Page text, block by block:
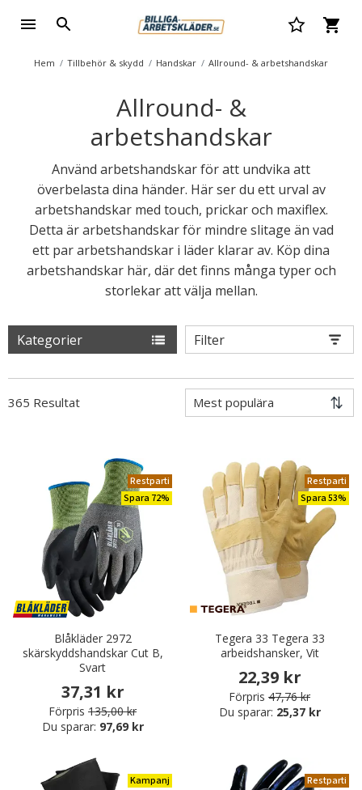
Hem Tillbehör & skydd Handskar Allround- & arbetshandskar
Allround- &
arbetshandskar
Använd arbetshandskar för att undvika att
överbelasta dina händer. Här ser du ett urval av
arbetshandskar med touch, prickar och maxiflex.
Detta är arbetshandskar för mindre slitage än vad
ett par arbetshandskar i läder klarar av. Köp dina
arbetshandskar här, där det finns många typer och
storlekar att välja mellan.
Kategorier Filter
365 Resultat
Restparti
Spara 72%
Blåkläder 2972
skärskyddshandskar Cut B,
Svart
37,31 kr
Förpris 135,00 kr
Du sparar: 97,69 kr
Restparti
Spara 53%
Tegera 33 Tegera 33
arbeidshansker, Vit
22,39 kr
Förpris 47,76 kr
Du sparar: 25,37 kr
Kampanj
Restparti